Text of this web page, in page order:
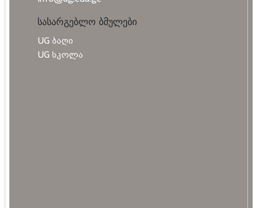
სასარგებლო ბმულები
UG ბაღი
UG სკოლა